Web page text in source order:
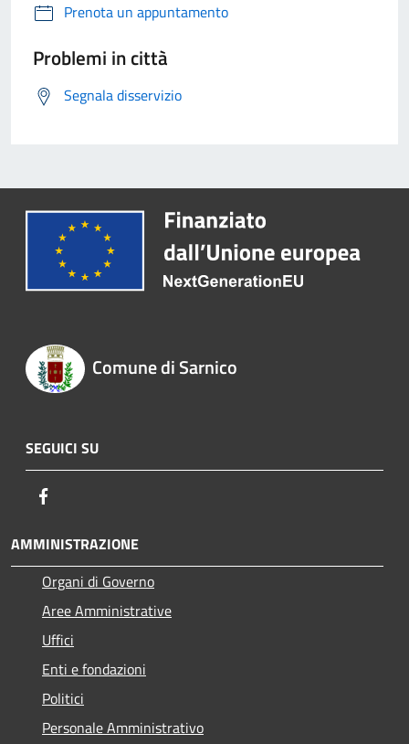
Prenota un appuntamento
Problemi in città
Segnala disservizio
Comune di Sarnico
SEGUICI SU
AMMINISTRAZIONE
Organi di Governo
Aree Amministrative
Uffici
Enti e fondazioni
Politici
Personale Amministrativo